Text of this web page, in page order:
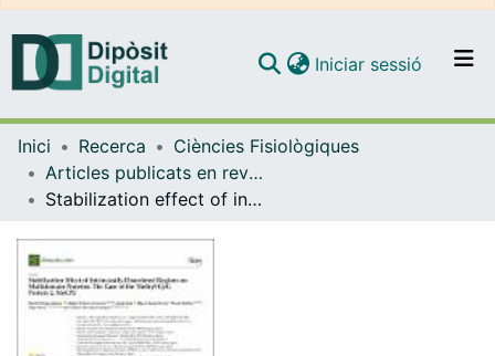
Navega per tot el DD
Com publicar
Iniciar sessió (current)
Inici Recerca
Ciències Fisiològiques
Articles publicats en revistes (Ciències Fisiològiques)
Stabilization effect of intrinsically disordered regions on multidomain proteins: The case of the methyl-CpG protein 2, MeCP2